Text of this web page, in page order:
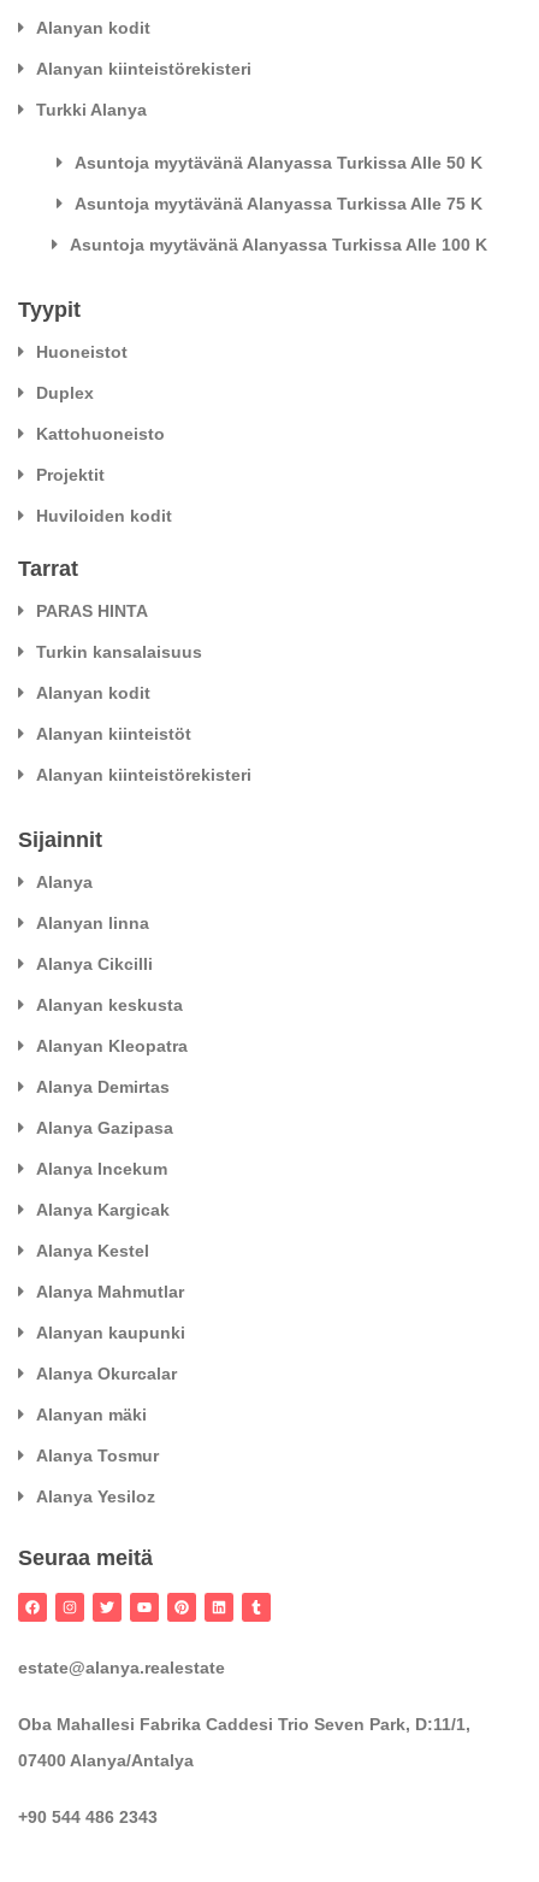
Alanyan kodit
Alanyan kiinteistörekisteri
Turkki Alanya
Asuntoja myytävänä Alanyassa Turkissa Alle 50 K
Asuntoja myytävänä Alanyassa Turkissa Alle 75 K
Asuntoja myytävänä Alanyassa Turkissa Alle 100 K
Tyypit
Huoneistot
Duplex
Kattohuoneisto
Projektit
Huviloiden kodit
Tarrat
PARAS HINTA
Turkin kansalaisuus
Alanyan kodit
Alanyan kiinteistöt
Alanyan kiinteistörekisteri
Sijainnit
Alanya
Alanyan linna
Alanya Cikcilli
Alanyan keskusta
Alanyan Kleopatra
Alanya Demirtas
Alanya Gazipasa
Alanya Incekum
Alanya Kargicak
Alanya Kestel
Alanya Mahmutlar
Alanyan kaupunki
Alanya Okurcalar
Alanyan mäki
Alanya Tosmur
Alanya Yesiloz
Seuraa meitä
estate@alanya.realestate
Oba Mahallesi Fabrika Caddesi Trio Seven Park, D:11/1,
07400 Alanya/Antalya
+90 544 486 2343